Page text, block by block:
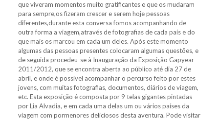
que viveram momentos muito gratificantes e que os mudaram
para sempre,os fizeram crescer e serem hoje pessoas
diferentes,durante esta conversa fomos acompanhando de
outra forma a viagem,através de fotografias de cada país e do
que mais os marcou em cada um deles. Após este momento
algumas das pessoas presentes colocaram algumas questões, e
de seguida procedeu-se à Inauguração da Exposição Gapyear
2011/2012, que se encontra aberta ao público até dia 27 de
abril, e onde é possível acompanhar o percurso feito por estes
jovens, com muitas fotografias, documentos, diários de viagem,
etc. Esta exposição é composta por 9 telas gigantes pintadas
por Lia Alvadia, e em cada uma delas um ou vários países da
viagem com pormenores deliciosos desta aventura. Pode visitar